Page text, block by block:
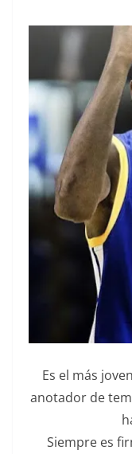
Es el más
anotador de
Siempre es